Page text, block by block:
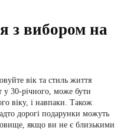
з вибором на
вік та стиль життя
30-річного, може бути
віку, і навпаки. Також
дорогі подарунки можуть
якщо ви не є близькими